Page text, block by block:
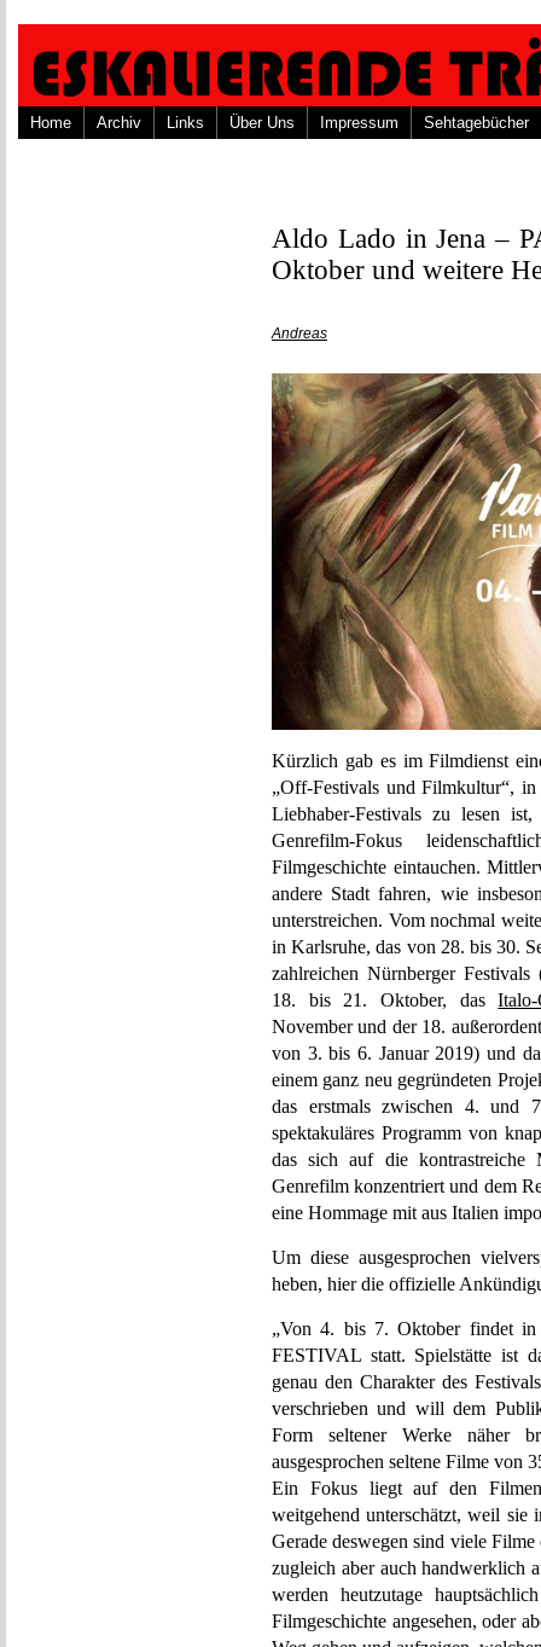
Home Archiv Links Über Uns Impressum Sehtagebücher
Aldo Lado in Jena –
Oktober und weitere
Andreas
Kürzlich gab es im Filmdienst
„Off-Festivals und Filmkultur“,
Liebhaber-Festivals zu lesen
Genrefilm-Fokus
Filmgeschichte eintauchen.
andere Stadt fahren, wie
unterstreichen. Vom nochmal
in Karlsruhe, das von 28. bis 30.
zahlreichen Nürnberger
18. bis 21. Oktober, dasItalo-
November und der 18.
von 3. bis 6. Januar 2019) und
einem ganz neu gegründeten
das erstmals zwischen 4. und
spektakuläres Programm von
das sich auf die kontrastreiche
Genrefilm konzentriert und dem
eine Hommage mit aus Italien
Um diese ausgesprochen
heben, hier die offizielle
„Von 4. bis 7. Oktober findet
FESTIVAL statt. Spielstätte ist
genau den Charakter des
verschrieben und will dem
Form seltener Werke näher
ausgesprochen seltene Filme von
Ein Fokus liegt auf den
weitgehend unterschätzt, weil sie
Gerade deswegen sind viele
zugleich aber auch handwerklich
werden heutzutage
Filmgeschichte angesehen, oder